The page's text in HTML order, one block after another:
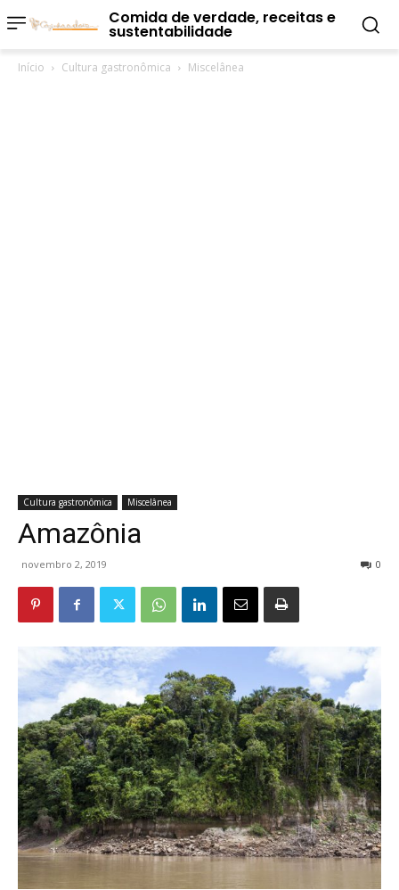
Comida de verdade, receitas e
sustentabilidade
Início Cultura gastronômica Miscelânea
Cultura gastronômica Miscelânea
Amazônia
novembro 2, 2019 0